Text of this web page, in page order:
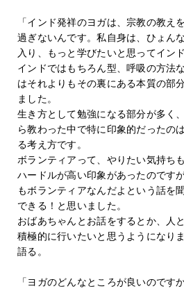
「インド発祥のヨガは、宗教の教え
過ぎないんです。私自身は、ひょん
入り、もっと学びたいと思ってイン
インドではもちろん型、呼吸の方法
はそれよりもその裏にある本質の部
ました。
生き方として勉強になる部分が多く
ら教わった中で特に印象的だったの
る考え方です。
ボランティアって、やりたい気持ち
ハードルが高い印象があったのです
もボランティアなんだよという話を
できる！と思いました。
おばあちゃんとお話をするとか、人
積極的に行いたいと思うようになり
語る。
「ヨガのどんなところが良いのです